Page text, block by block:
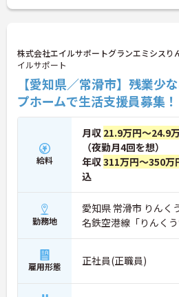
株式会社エイルサポートグランエミシスり
イルサポート
【愛知県／常滑市】残業少
プホームで生活支援員募集！
給料
月収 21.9万円～24.9
（夜勤月4回を想）
年収311万円～350万
込
勤務地
愛知県 常滑市 りんく
名鉄空港線「りんく
雇用形態 正社員(正職員)